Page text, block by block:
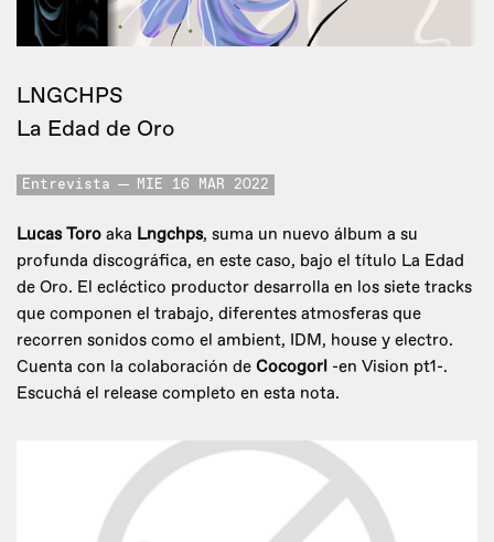
LNGCHPS
La Edad de Oro
Entrevista MIE 16 MAR 2022
Lucas Toro aka Lngchps, suma un nuevo álbum a su
profunda discográfica, en este caso, bajo el título La Edad
de Oro. El ecléctico productor desarrolla en los siete tracks
que componen el trabajo, diferentes atmosferas que
recorren sonidos como el ambient, IDM, house y electro.
Cuenta con la colaboración de Cocogorl -en Vision pt1-.
Escuchá el release completo en esta nota.